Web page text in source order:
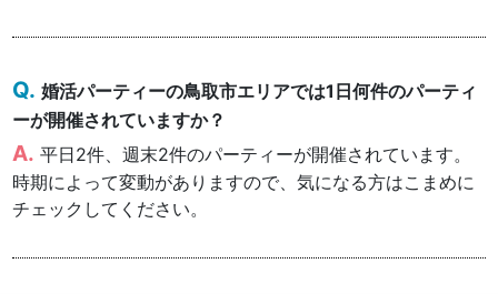
婚活パーティーの鳥取市エリアでは1日何件のパーティ
ーが開催されていますか？
平日2件、週末2件のパーティーが開催されています。
時期によって変動がありますので、気になる方はこまめに
チェックしてください。